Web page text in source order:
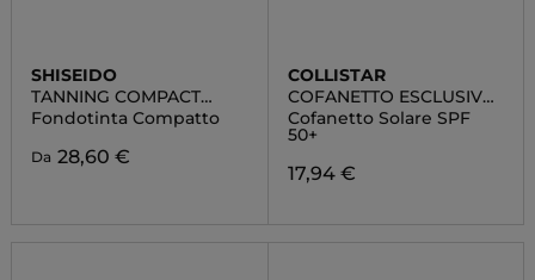
SHISEIDO
TANNING COMPACT
SPF10
Fondotinta Compatto
Da 28,60 €
COLLISTAR
COFANETTO ESCLUSIVO
ROUTINE SOLARE
Cofanetto Solare SPF
50+
17,94 €